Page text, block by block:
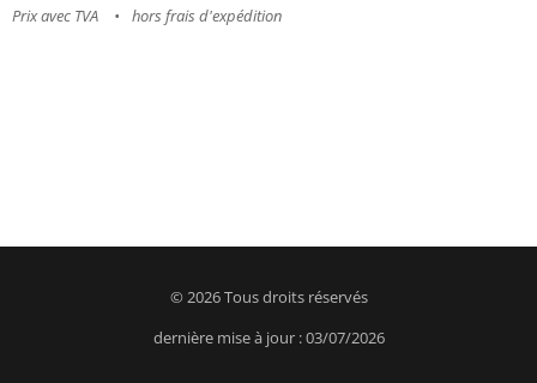
Prix avec TVA hors frais d'expédition
© 2026 Tous droits réservés
dernière mise à jour : 03/07/2026